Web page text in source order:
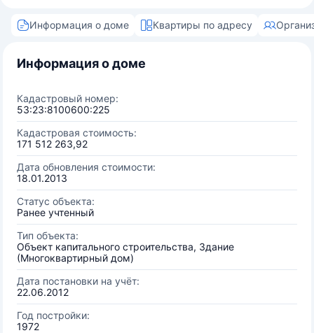
Информация о доме Квартиры по адресу
Информация о доме
Кадастровый номер:
53:23:8100600:225
Кадастровая стоимость:
171 512 263,92
Дата обновления стоимости:
18.01.2013
Статус объекта:
Ранее учтенный
Тип объекта:
Объект капитального строительства, Здание
(Многоквартирный дом)
Дата постановки на учёт:
22.06.2012
Год постройки:
1972